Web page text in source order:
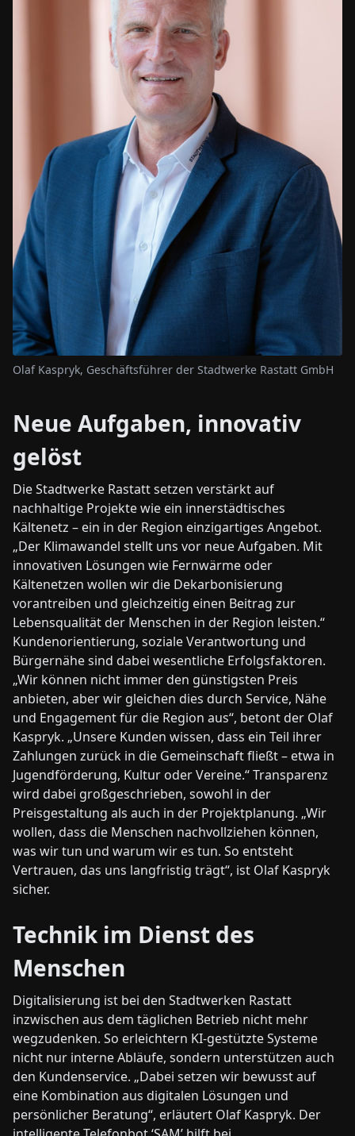
Olaf Kaspryk, Geschäftsführer der Stadtwerke Rastatt GmbH
Neue Aufgaben, innovativ
gelöst
Die Stadtwerke Rastatt setzen verstärkt auf
nachhaltige Projekte wie ein innerstädtisches
Kältenetz – ein in der Region einzigartiges Angebot.
„Der Klimawandel stellt uns vor neue Aufgaben. Mit
innovativen Lösungen wie Fernwärme oder
Kältenetzen wollen wir die Dekarbonisierung
vorantreiben und gleichzeitig einen Beitrag zur
Lebensqualität der Menschen in der Region leisten.“
Kundenorientierung, soziale Verantwortung und
Bürgernähe sind dabei wesentliche Erfolgsfaktoren.
„Wir können nicht immer den günstigsten Preis
anbieten, aber wir gleichen dies durch Service, Nähe
und Engagement für die Region aus“, betont der Olaf
Kaspryk. „Unsere Kunden wissen, dass ein Teil ihrer
Zahlungen zurück in die Gemeinschaft fließt – etwa in
Jugendförderung, Kultur oder Vereine.“ Transparenz
wird dabei großgeschrieben, sowohl in der
Preisgestaltung als auch in der Projektplanung. „Wir
wollen, dass die Menschen nachvollziehen können,
was wir tun und warum wir es tun. So entsteht
Vertrauen, das uns langfristig trägt“, ist Olaf Kaspryk
sicher.
Technik im Dienst des
Menschen
Digitalisierung ist bei den Stadtwerken Rastatt
inzwischen aus dem täglichen Betrieb nicht mehr
wegzudenken. So erleichtern KI-gestützte Systeme
nicht nur interne Abläufe, sondern unterstützen auch
den Kundenservice. „Dabei setzen wir bewusst auf
eine Kombination aus digitalen Lösungen und
persönlicher Beratung“, erläutert Olaf Kaspryk. Der